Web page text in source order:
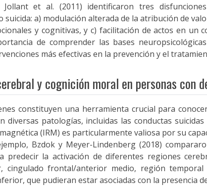
et al. (2011) identificaron tres
a) modulación alterada de la atribución de
y cognitivas, y c) facilitación de actos en un
de comprender las bases
más efectivas en la prevención y el
y cognición moral en personas con
constituyen una herramienta crucial para
diversas patologías, incluidas las conductas
(IRM) es particularmente valiosa por su
Bzdok y Meyer-Lindenberg (2018)
predecir la activación de diferentes regiones
cingulado frontal/anterior medio, región
que pudieran estar asociadas con la presencia